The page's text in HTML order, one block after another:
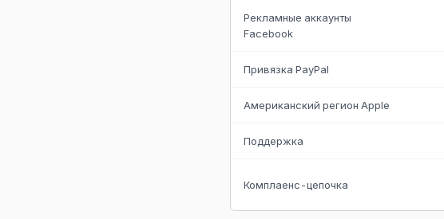
Рекламные аккаунты
Facebook
Привязка PayPal
Американский регион Apple
Поддержка
Комплаенс-цепочка